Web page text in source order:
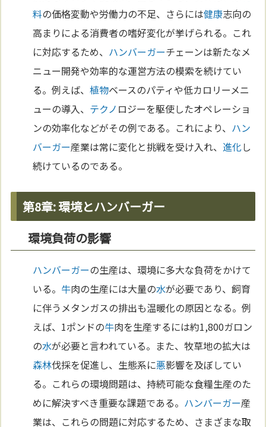
料の価格変動や労働力の不足、さらには健康志向の
高まりによる消費者の嗜好変化が挙げられる。これ
に対応するため、 ハンバーガーチェーンは新たなメ
ニュー開発や効率的な運営方法の模索を続けてい
る。例えば、植物ベースのパティや低カロリーメニ
ューの導入、 テクノ ロジーを駆使したオペレーショ
ンの効率化などがその例である。これにより、 ハン
バーガー産業は常に変化と挑戦を受け入れ、進化し
続けているのである。
第8章: 環境とハンバーガー
環境負荷の影響
ハンバーガーの生産は、環境に多大な負荷をかけて
いる。 牛肉の生産には大量の水が必要であり、飼育
に伴うメタンガスの排出も温暖化の原因となる。例
えば、1ポンドの牛肉を生産するには約1,800ガロン
の水が必要と言われている。また、牧草地の拡大は
森林伐採を促進し、生態系に悪影響を及ぼしてい
る。これらの環境問題は、持続可能な食糧生産のた
めに解決すべき重要な課題である。 ハンバーガー産
業は、これらの問題に対応するため、さまざまな取